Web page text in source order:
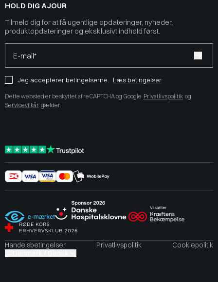
HOLD DIG AJOUR
Tilmeld dig for at få ugentlige opdateringer, nyheder,
produktopdateringer og eksklusivt indhold først.
E-mail*
Jeg accepterer betingelserne. Læs betingelser
Dette websted er beskyttet af reCAPTCHA og Google Privatlivspolitik og
Servicevilkår gælder.
Handelsbetingelser Privatlivspolitik
Cookiepolitik